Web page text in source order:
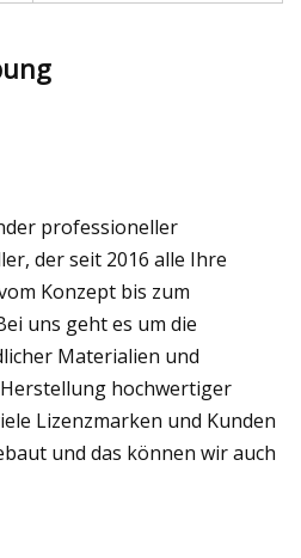
professioneller
der seit 2016 alle Ihre
Konzept bis zum
uns geht es um die
Materialien und
hochwertiger
Lizenzmarken und Kunden
und das können wir auch